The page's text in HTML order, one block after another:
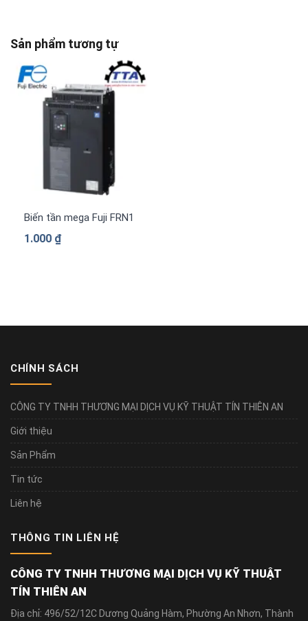
Sản phẩm tương tự
Biến tần mega Fuji FRN1480G2S-4G 3 pha 380 V
1.000 ₫
CHÍNH SÁCH
CÔNG TY TNHH THƯƠNG MẠI DỊCH VỤ KỸ THUẬT TÍN THIÊN AN
Giới thiệu
Sản Phẩm
Tin tức
Liên hệ
THÔNG TIN LIÊN HỆ
CÔNG TY TNHH THƯƠNG MẠI DỊCH VỤ KỸ THUẬT
TÍN THIÊN AN
Địa chỉ: 496/52/12C Dương Quảng Hàm, Phường An Nhơn, Thành